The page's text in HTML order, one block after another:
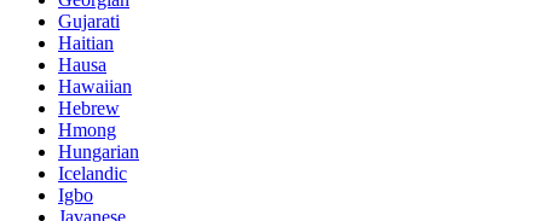
Gujarati
Haitian
Hausa
Hawaiian
Hebrew
Hmong
Hungarian
Icelandic
Igbo
Javanese